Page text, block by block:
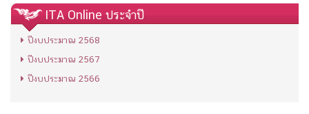
ITA Online ประจำปี
ปีงบประมาณ 2568
ปีงบประมาณ 2567
ปีงบประมาณ 2566